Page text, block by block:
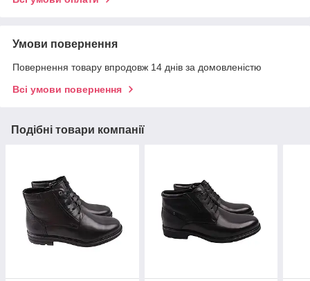
Умови повернення
Повернення товару впродовж 14 днів за домовленістю
Всі умови повернення
Подібні товари компанії